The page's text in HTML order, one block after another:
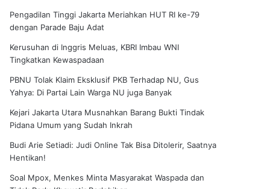
Pengadilan Tinggi Jakarta Meriahkan HUT RI ke-79
dengan Parade Baju Adat
Kerusuhan di Inggris Meluas, KBRI Imbau WNI
Tingkatkan Kewaspadaan
PBNU Tolak Klaim Eksklusif PKB Terhadap NU, Gus
Yahya: Di Partai Lain Warga NU juga Banyak
Kejari Jakarta Utara Musnahkan Barang Bukti Tindak
Pidana Umum yang Sudah Inkrah
Budi Arie Setiadi: Judi Online Tak Bisa Ditolerir, Saatnya
Hentikan!
Soal Mpox, Menkes Minta Masyarakat Waspada dan